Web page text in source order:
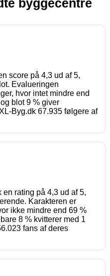
byggecentre
score på 4,3 ud af 5,
Evalueringen
hvor intet mindre end
blot 9 % giver
Byg.dk 67.935 følgere af
rating på 4,3 ud af 5,
Karakteren er
ikke mindre end 69 %
8 % kvitterer med 1
fans af deres